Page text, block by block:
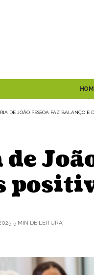
DE JOÃO PESSOA FAZ BALANÇO E
5 MIN DE LEITURA